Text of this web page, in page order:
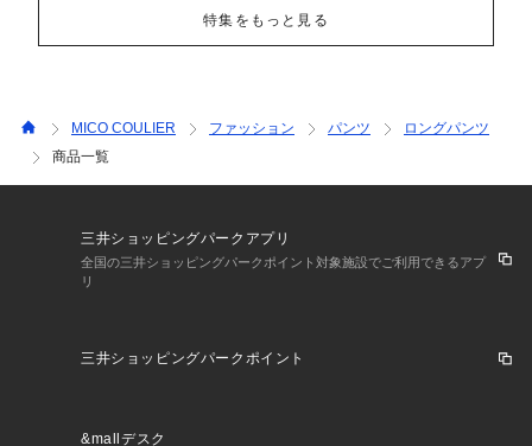
特集をもっと見る
MICO COULIER ファッション パンツ
ロングパンツ
商品一覧
三井ショッピングパークアプリ
全国の三井ショッピングパークポイント対象施設でご利用できるアプ
リ
三井ショッピングパークポイント
&mallデスク